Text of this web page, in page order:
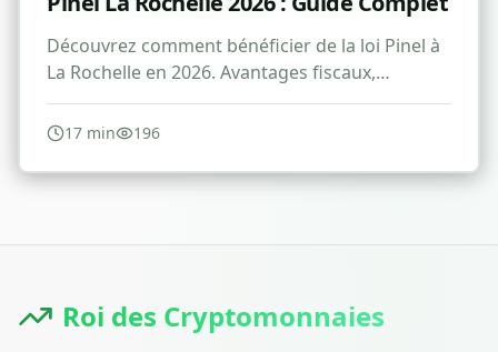
Découvrez comment bénéficier de la loi Pinel à
La Rochelle en 2026. Avantages fiscaux,
conditions et stratégies d'investissement
immobilier.
17 min 196
Roi des Cryptomonnaies